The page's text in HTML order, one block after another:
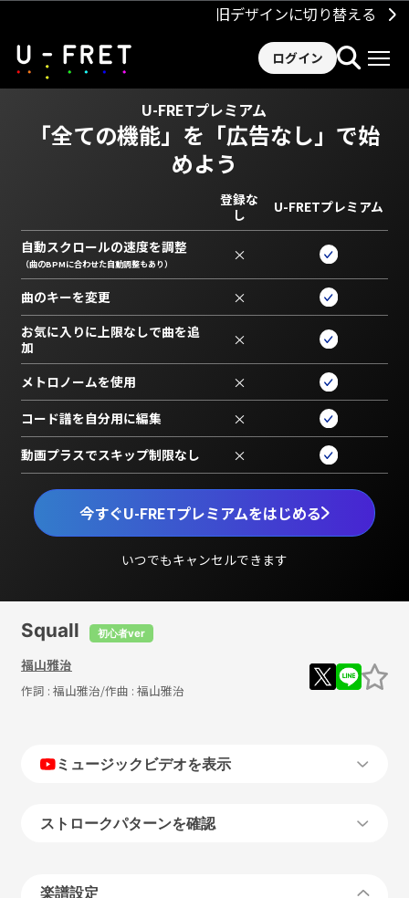
旧デザインに切り替える
ログイン
U-FRETプレミアム
「全ての機能」を 「広告なし」で始
めよう
今すぐU-FRETプレミアムをはじめる
いつでもキャンセルできます
登録な
し
U-FRETプレミアム
自動スクロールの速度を調整
（曲のBPMに合わせた自動調整もあり） ×
曲のキーを変更 ×
お気に入りに上限なしで曲を追
加
×
メトロノームを使用 ×
コード譜を自分用に編集 ×
動画プラスでスキップ制限なし ×
Squall 初心者ver
福山雅治
作詞 : 福山雅治/作曲 : 福山雅治
ミュージックビデオを表示
ストロークパターンを確認
楽譜設定